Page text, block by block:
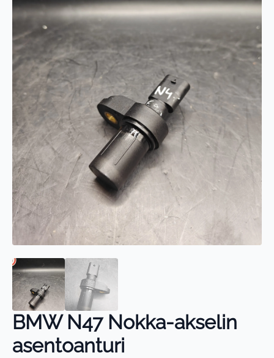
BMW N47 Nokka-akselin
asentoanturi